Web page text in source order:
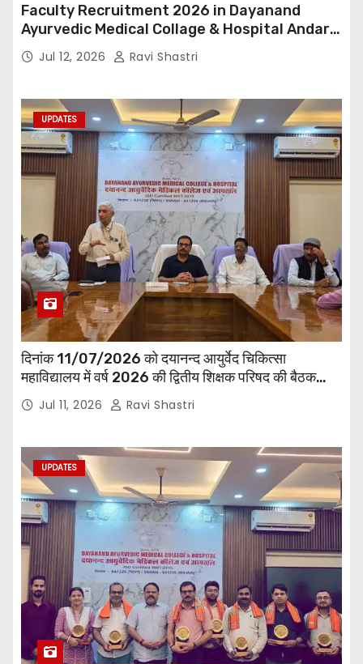
Faculty Recruitment 2026 in Dayanand
Ayurvedic Medical Collage & Hospital Andar
Road ,Siwan
Jul 12, 2026 Ravi Shastri
UPDATES
दिनांक 11/07/2026 को दयानन्द आयुर्वेद चिकित्सा
महाविद्यालय में वर्ष 2026 की द्वितीय शिक्षक परिषद की बैठक
प्राचार्य की अध्यक्षता में हुई। बैठक मे महाविद्यालय सभी
विभागाध्यक्ष एवं शिक्षक सम्मिलित हुए।
Jul 11, 2026 Ravi Shastri
UPDATES